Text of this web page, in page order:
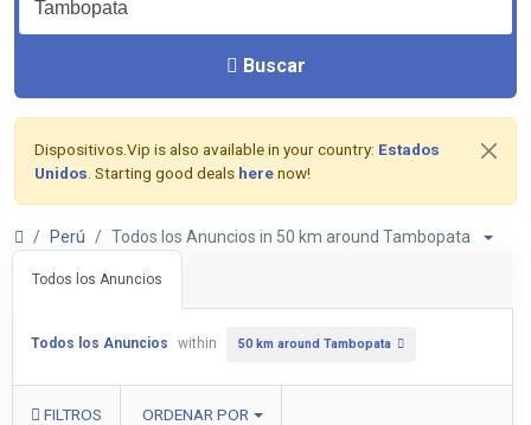
Buscar
Dispositivos.Vip is also available in your country: Estados
Unidos . Starting good deals herenow!
Perú Todos los Anuncios in 50 km around Tambopata
Todos los Anuncios
Todos los Anuncios within 50 km around Tambopata
FILTROS ORDENAR POR